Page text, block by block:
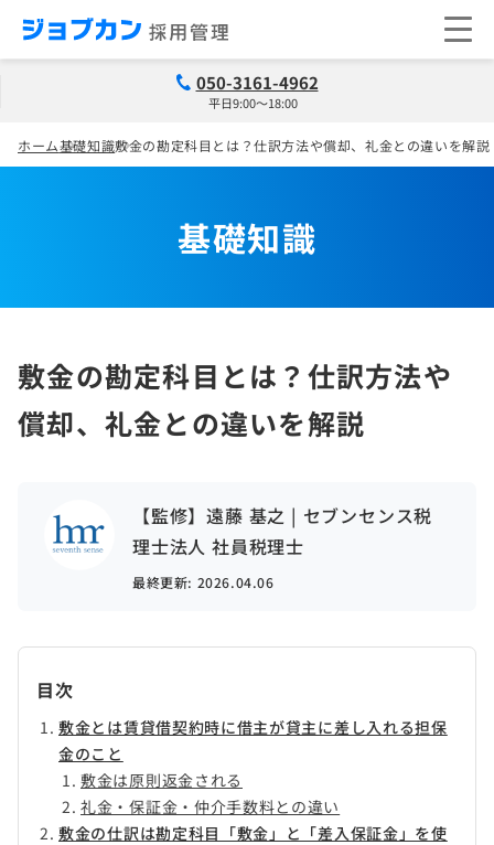
050-3161-4962
平日9:00～18:00
ホーム基礎知識敷金の勘定科目とは？仕訳方法や償却、礼金との違いを解説
基礎知識
敷金の勘定科目とは？仕訳方法や
償却、礼金との違いを解説
【監修】遠藤 基之 | セブンセンス税
理士法人 社員税理士
最終更新: 2026.04.06
目次
敷金とは賃貸借契約時に借主が貸主に差し入れる担保
金のこと
敷金は原則返金される
礼金・保証金・仲介手数料との違い
敷金の仕訳は勘定科目「敷金」と「差入保証金」を使